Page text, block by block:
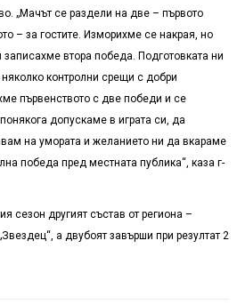
„Мачът се раздели на две – първото
– за гостите. Изморихме се накрая, но
втора победа. Подготовката ни
контролни срещи с добри
първенството с две победи и се
допускаме в играта си, да
на умората и желанието ни да вкараме
победа пред местната публика“, каза г-
сезон другият състав от региона –
а двубоят завърши при резултат 2